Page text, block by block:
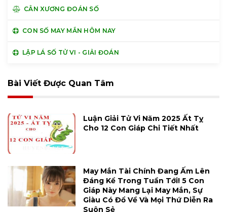
CÂN XƯƠNG ĐOÁN SỐ
CON SỐ MAY MẮN HÔM NAY
LẬP LÁ SỐ TỬ VI - GIẢI ĐOÁN
Bài Viết Được Quan Tâm
Luận Giải Tử Vi Năm 2025 Ất Tỵ
Cho 12 Con Giáp Chi Tiết Nhất
May Mắn Tài Chính Đang Ấm Lên
Đáng Kể Trong Tuần Tới! 5 Con
Giáp Này Mang Lại May Mắn, Sự
Giàu Có Đổ Về Và Mọi Thứ Diễn Ra
Suôn Sẻ